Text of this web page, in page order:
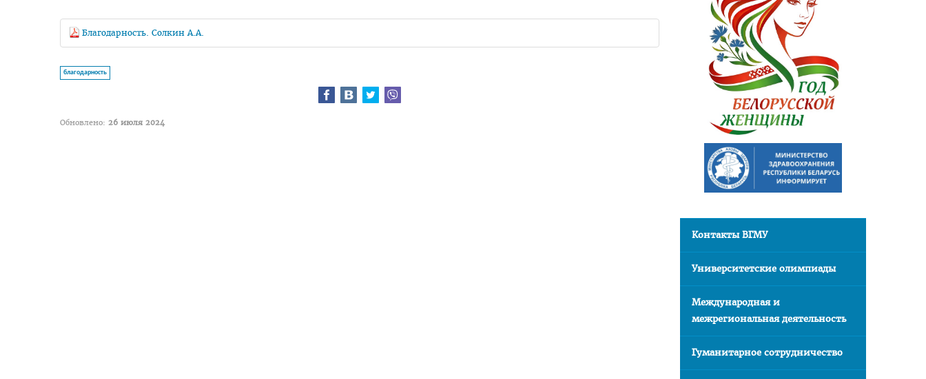
Благодарность. Солкин А.А.
благодарность
Обновлено: 26 июля 2024
Контакты ВГМУ
Университетские олимпиады
Международная и
межрегиональная деятельность
Гуманитарное сотрудничество